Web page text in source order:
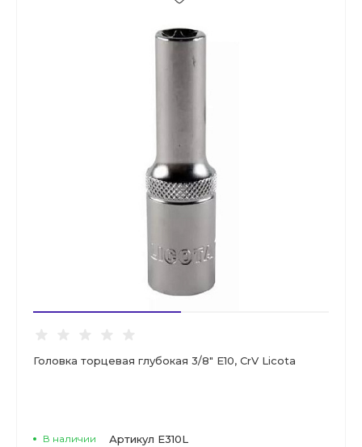
Головка торцевая глубокая 3/8" E10, CrV Licota
В наличии Артикул E310L